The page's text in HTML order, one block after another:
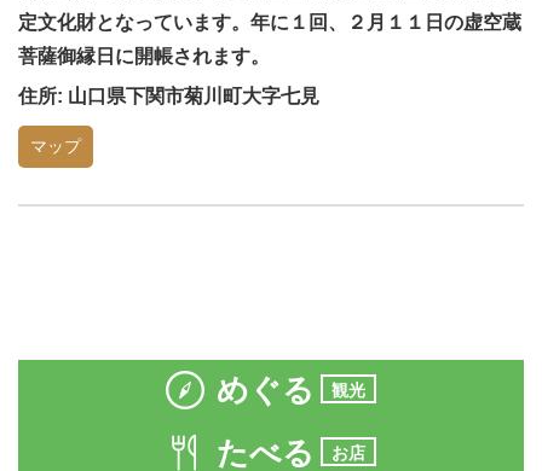
定文化財となっています。年に１回、２月１１日の虚空蔵
菩薩御縁日に開帳されます。
住所: 山口県下関市菊川町大字七見
マップ
めぐる 観光
たべる お店